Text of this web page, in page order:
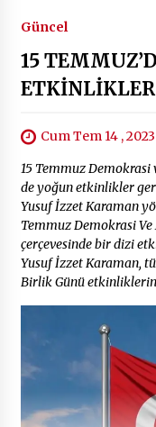
Güncel
15
Cum Tem 14 , 2023
15 Temmuz Demokrasi
de yoğun etkinlikler
Yusuf İzzet Karaman
Temmuz Demokrasi
çerçevesinde bir dizi
Yusuf İzzet Karaman,
Birlik Günü